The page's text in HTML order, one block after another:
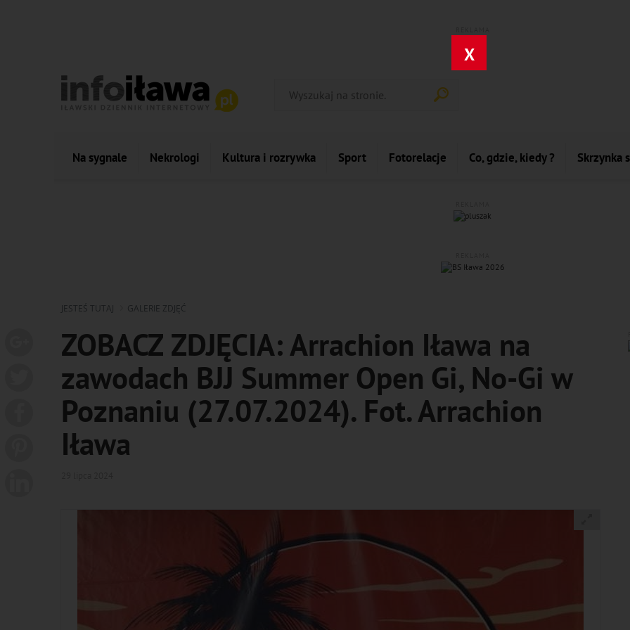
X
Na sygnale Nekrologi Kultura i rozrywka Sport Fotorelacje Co, gdzie, kiedy ? Skrzynka
JESTEŚ TUTAJ GALERIE ZDJĘĆ
ZOBACZ ZDJĘCIA: Arrachion Iława na
zawodach BJJ Summer Open Gi, No-Gi w
Poznaniu (27.07.2024). Fot. Arrachion
Iława